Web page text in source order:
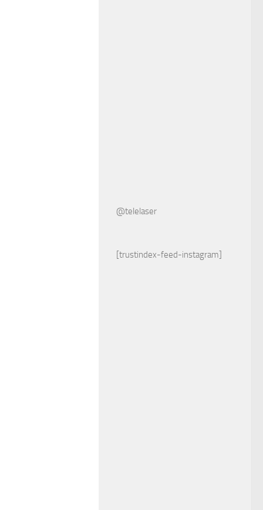
@telelaser
[trustindex-feed-instagram]